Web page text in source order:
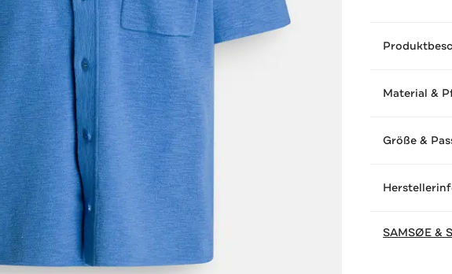
Material &
Größe &
SAMSØE &